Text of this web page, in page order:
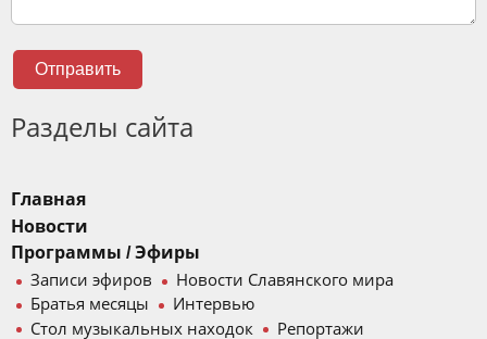
Отправить
Разделы сайта
Главная
Новости
Программы / Эфиры
Записи эфиров
Новости Славянского мира
Братья месяцы
Интервью
Стол музыкальных находок
Репортажи